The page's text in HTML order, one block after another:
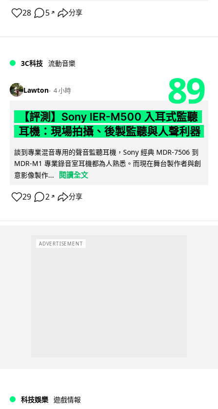
28 5 ↗ 分享
3C科技 流動音樂
Lawton 4 小時 89
【評測】Sony IER-M500 入耳式監聽
耳機：現場拍攝、後製監聽與人聲利器
談到專業混音專用的聲音監聽耳機，Sony 經典 MDR-7506 到
MDR-M1 專業錄音室耳機都為人熟悉。而現在舞台製作者與創
意影像製作...
閱讀全文
29 2 ↗ 分享
ADVERTISEMENT
科技娛樂 遊戲情報